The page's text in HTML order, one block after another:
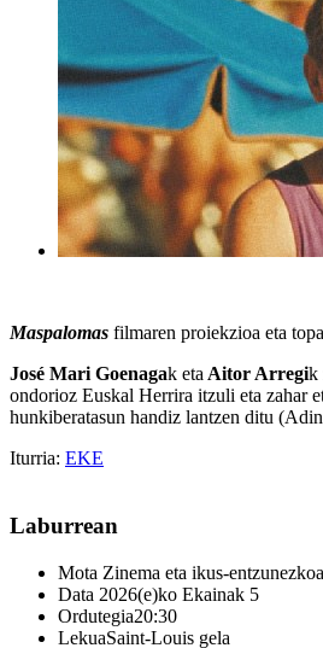
Maspalomas filmaren proiekzioa eta
José Mari Goenagak eta Aitor Arregik
ondorioz Euskal Herrira itzuli eta zahar
hunkiberatasun handiz lantzen ditu
Iturria: EKE
Laburrean
Mota Zinema eta ikus-
Data 2026(e)ko Ekainak 5
Ordutegia20:30
LekuaSaint-Louis gela